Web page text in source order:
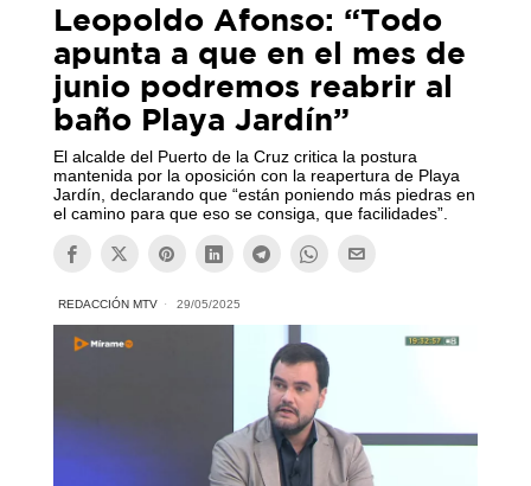
Leopoldo Afonso: “Todo
apunta a que en el mes de
junio podremos reabrir al
baño Playa Jardín”
El alcalde del Puerto de la Cruz critica la postura
mantenida por la oposición con la reapertura de Playa
Jardín, declarando que “están poniendo más piedras en
el camino para que eso se consiga, que facilidades”.
REDACCIÓN MTV 29/05/2025